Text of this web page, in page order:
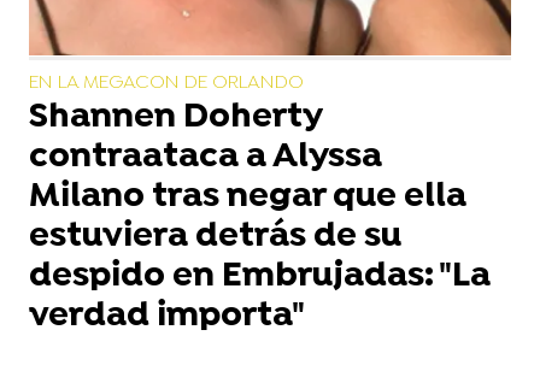
EN LA MEGACON DE ORLANDO
Shannen Doherty
contraataca a Alyssa
Milano tras negar que ella
estuviera detrás de su
despido en Embrujadas: "La
verdad importa"